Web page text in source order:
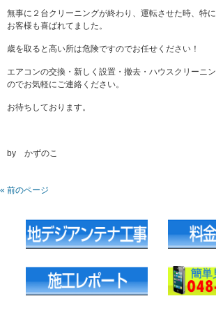
無事に２台クリーニングが終わり、運転させた時、特
お客様も喜ばれてました。
歳を取ると高い所は危険ですのでお任せください！
エアコンの交換・新しく設置・撤去・ハウスクリーニ
のでお気軽にご連絡ください。
お待ちしております。
by かずのこ
« 前のページ